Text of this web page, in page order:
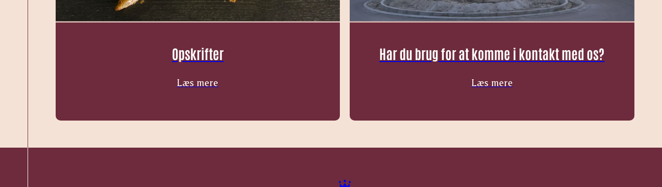
Opskrifter
Læs mere
Har du brug for at komme i kontakt med os?
Læs mere